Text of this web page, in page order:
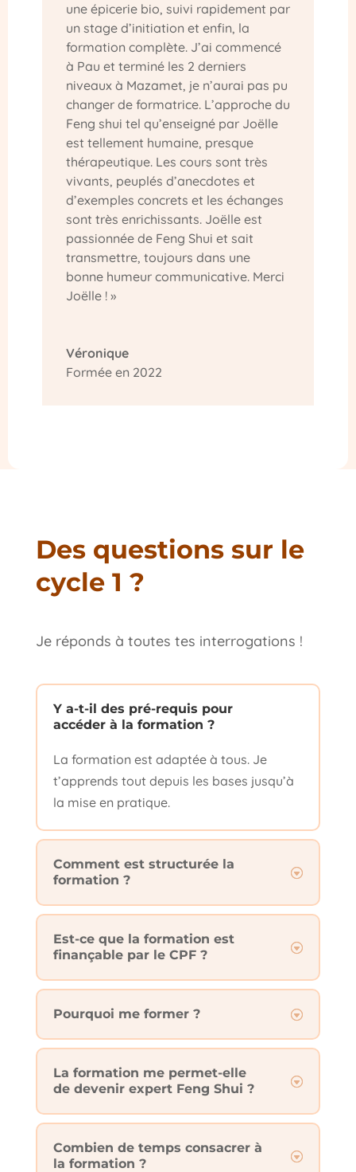
une épicerie bio, suivi rapidement par
un stage d’initiation et enfin, la
formation complète. J’ai commencé
à Pau et terminé les 2 derniers
niveaux à Mazamet, je n’aurai pas pu
changer de formatrice. L’approche du
Feng shui tel qu’enseigné par Joëlle
est tellement humaine, presque
thérapeutique. Les cours sont très
vivants, peuplés d’anecdotes et
d’exemples concrets et les échanges
sont très enrichissants. Joëlle est
passionnée de Feng Shui et sait
transmettre, toujours dans une
bonne humeur communicative. Merci
Joëlle ! »
Véronique
Formée en 2022
Des questions sur le
cycle 1 ?
Je réponds à toutes tes interrogations !
Y a-t-il des pré-requis pour
accéder à la formation ?
La formation est adaptée à tous. Je
t’apprends tout depuis les bases jusqu’à
la mise en pratique.
Comment est structurée la
formation ?
Est-ce que la formation est
finançable par le CPF ?
Pourquoi me former ?
La formation me permet-elle
de devenir expert Feng Shui ?
Combien de temps consacrer à
la formation ?